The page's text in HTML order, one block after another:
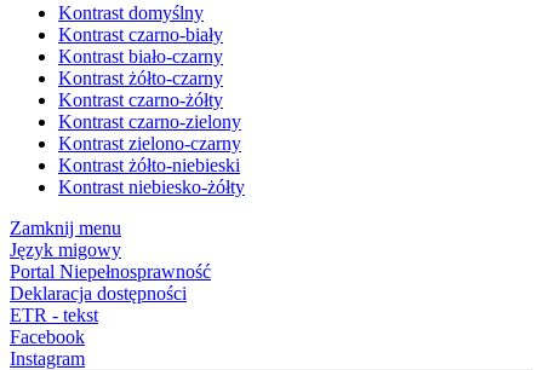
Kontrast domyślny
Kontrast czarno-biały
Kontrast biało-czarny
Kontrast żółto-czarny
Kontrast czarno-żółty
Kontrast czarno-zielony
Kontrast zielono-czarny
Kontrast żółto-niebieski
Kontrast niebiesko-żółty
Zamknij menu
Język migowy
Portal Niepełnosprawność
Deklaracja dostępności
ETR - tekst
Facebook
Instagram